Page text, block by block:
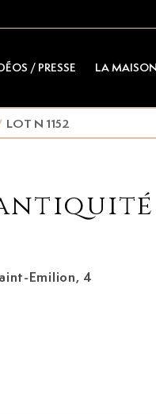
/ PRESSE LA MAISON
LOT N 1152